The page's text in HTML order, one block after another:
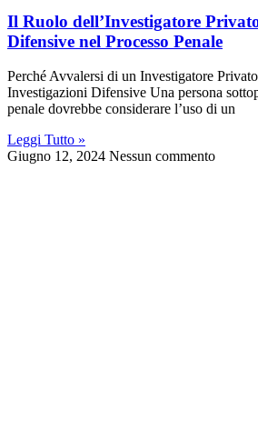
Il Ruolo dell’Investigatore
Difensive nel Processo Penale
Perché Avvalersi di un Investigatore
Investigazioni Difensive Una persona
penale dovrebbe considerare l’uso di un
Leggi Tutto »
Giugno 12, 2024 Nessun commento